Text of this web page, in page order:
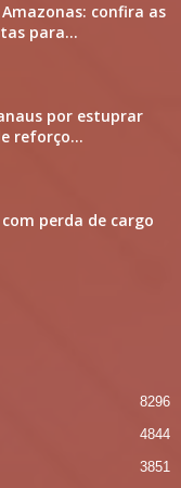
confira as
para...
por estuprar
reforço...
perda de cargo
8296
4844
3851